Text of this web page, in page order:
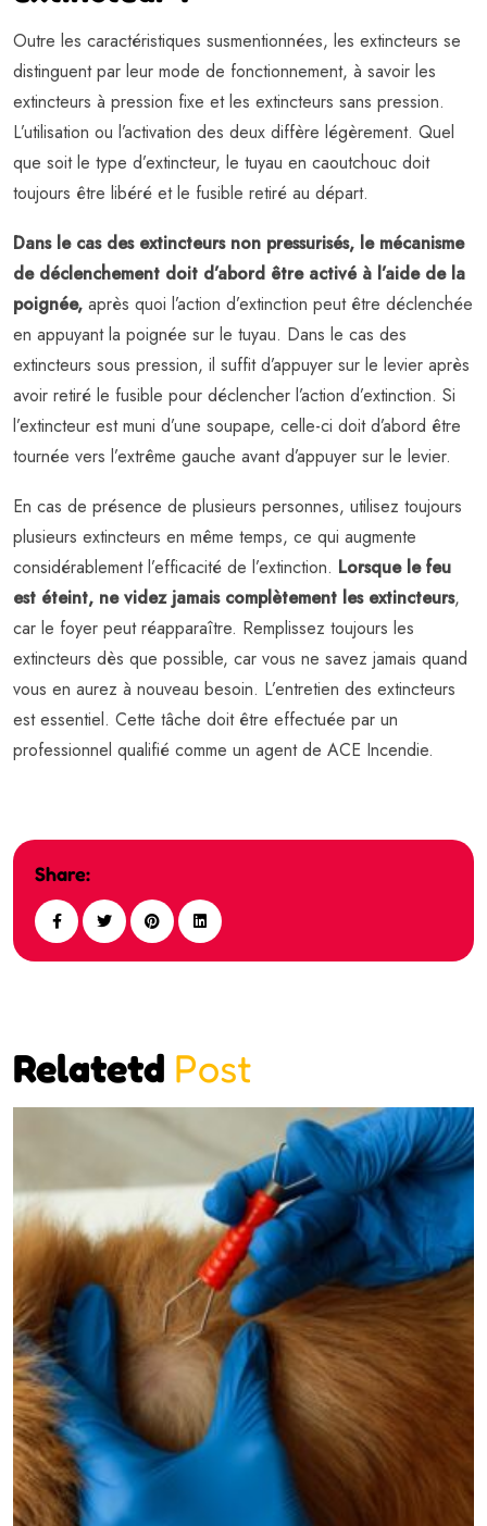
Outre les caractéristiques susmentionnées, les extincteurs se
distinguent par leur mode de fonctionnement, à savoir les
extincteurs à pression fixe et les extincteurs sans pression.
L’utilisation ou l’activation des deux diffère légèrement. Quel
que soit le type d’extincteur, le tuyau en caoutchouc doit
toujours être libéré et le fusible retiré au départ.
Dans le cas des extincteurs non pressurisés, le mécanisme
de déclenchement doit d’abord être activé à l’aide de la
poignée, après quoi l’action d’extinction peut être déclenchée
en appuyant la poignée sur le tuyau. Dans le cas des
extincteurs sous pression, il suffit d’appuyer sur le levier après
avoir retiré le fusible pour déclencher l’action d’extinction. Si
l’extincteur est muni d’une soupape, celle-ci doit d’abord être
tournée vers l’extrême gauche avant d’appuyer sur le levier.
En cas de présence de plusieurs personnes, utilisez toujours
plusieurs extincteurs en même temps, ce qui augmente
considérablement l’efficacité de l’extinction. Lorsque le feu
est éteint, ne videz jamais complètement les extincteurs,
car le foyer peut réapparaître. Remplissez toujours les
extincteurs dès que possible, car vous ne savez jamais quand
vous en aurez à nouveau besoin. L’entretien des extincteurs
est essentiel. Cette tâche doit être effectuée par un
professionnel qualifié comme un agent de ACE Incendie.
Share:
Relatetd Post